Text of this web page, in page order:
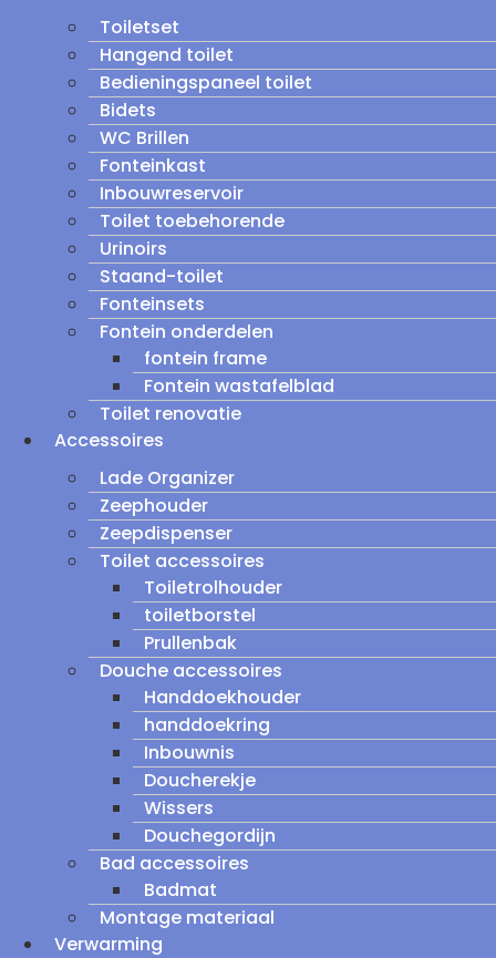
Toiletset
Hangend toilet
Bedieningspaneel toilet
Bidets
WC Brillen
Fonteinkast
Inbouwreservoir
Toilet toebehorende
Urinoirs
Staand-toilet
Fonteinsets
Fontein onderdelen
fontein frame
Fontein wastafelblad
Toilet renovatie
Accessoires
Lade Organizer
Zeephouder
Zeepdispenser
Toilet accessoires
Toiletrolhouder
toiletborstel
Prullenbak
Douche accessoires
Handdoekhouder
handdoekring
Inbouwnis
Doucherekje
Wissers
Douchegordijn
Bad accessoires
Badmat
Montage materiaal
Verwarming